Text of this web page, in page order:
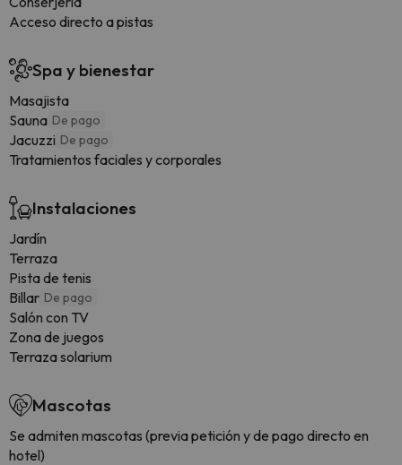
Acceso directo a pistas
Spa y bienestar
Masajista
Sauna De pago
Jacuzzi De pago
Tratamientos faciales y corporales
Instalaciones
Jardín
Terraza
Pista de tenis
Billar De pago
Salón con TV
Zona de juegos
Terraza solarium
Mascotas
Se admiten mascotas (previa petición y de pago directo en
hotel)